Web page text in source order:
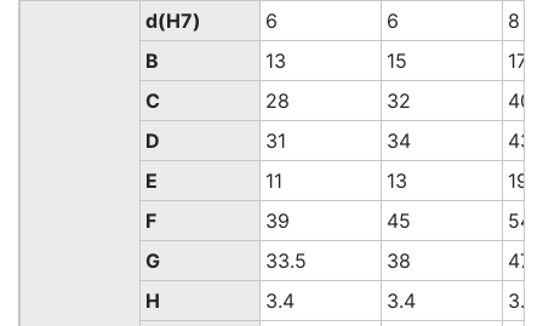
d(H7) 6 6
8
B
13 15
17
C
28 32
40
D
31 34
E
11 13
19
F
39 45
54
G
33.5 38
47
H
3.4 3.4
3.4